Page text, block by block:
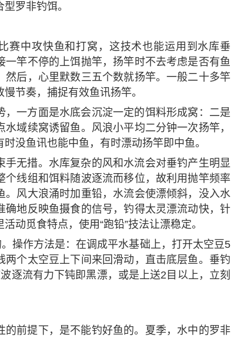
罗非钓饵。
赛中攻快鱼和打窝，这技术也能运用到水库垂
一竿不停的上饵抛竿，扬竿时不去考虑是否有鱼
然后，心里默数三五个数就扬竿。一般二十多竿
节奏，捕捉有效鱼讯扬竿。
，一方面是水底会沉淀一定的饵料形成窝：二是
域续窝诱留鱼。风浪小平均二分钟一次扬竿，
没鱼讯也能中鱼，有时漂动扬竿即中鱼。
手无措。水库复杂的风和水流会对垂钓产生明显
个线组和饵料随波逐流而移位，故利用抛竿频率
。风大浪涌时加重铅，水流会使漂倾斜，没入水
确地反映鱼摄食的信号，钓得太灵漂流动快，针
动觅食特点，使用“跑铅”技法让漂稳定。
。操作方法是：在调成平水基础上，打开太空豆5
两个太空豆上下间来回滑动，直击底层鱼。垂钓
逐流有力下钝即黑漂，或是上送2目以上，立刻
的前提下，是不能钓好鱼的。夏季，水中的罗非